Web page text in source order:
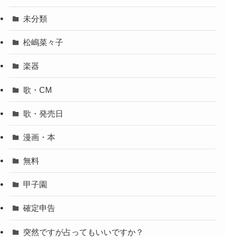
未分類
松嶋菜々子
楽器
歌・CM
歌・発売日
漫画・本
無料
甲子園
確定申告
突然ですが占ってもいいですか？